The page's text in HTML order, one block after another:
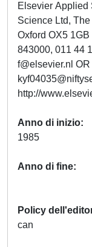
Elsevier Applied
Science Ltd,
Oxford OX5
843000, 011 44
f@elsevier.nl OR
Anno di inizio
Anno di fine
Policy